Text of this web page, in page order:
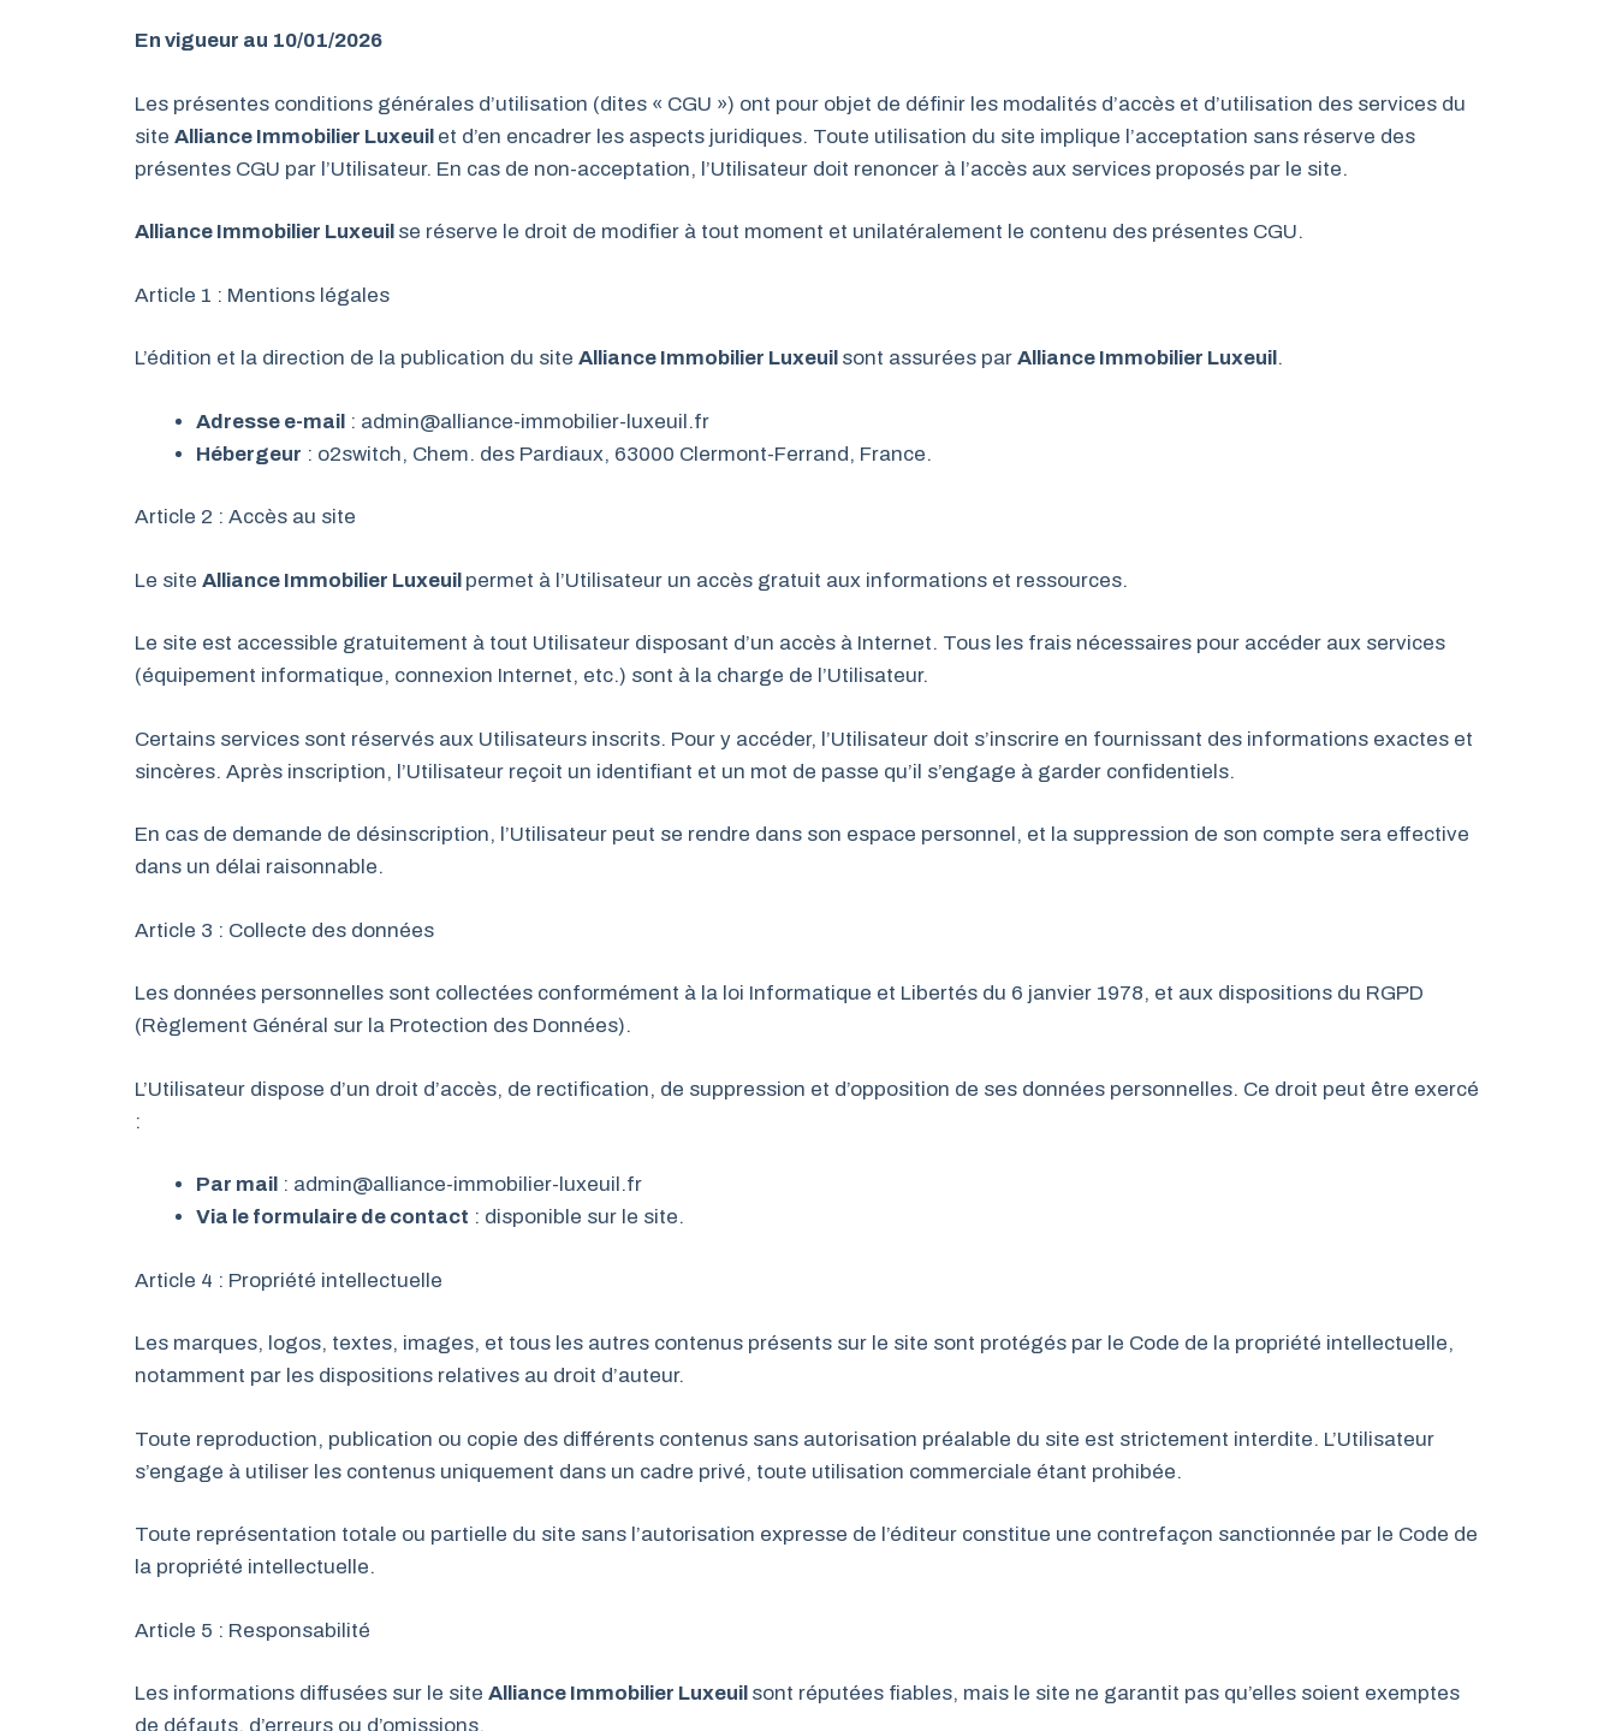
En vigueur au 10/01/2026
Les présentes conditions générales d’utilisation (dites « CGU ») ont pour objet de définir les modalités d’accès et d’utilisation des services du
site Alliance Immobilier Luxeuil et d’en encadrer les aspects juridiques. Toute utilisation du site implique l’acceptation sans réserve des
présentes CGU par l’Utilisateur. En cas de non-acceptation, l’Utilisateur doit renoncer à l’accès aux services proposés par le site.
Alliance Immobilier Luxeuil se réserve le droit de modifier à tout moment et unilatéralement le contenu des présentes CGU.
Article 1 : Mentions légales
L’édition et la direction de la publication du site Alliance Immobilier Luxeuil sont assurées par Alliance Immobilier Luxeuil.
Adresse e-mail : admin@alliance-immobilier-luxeuil.fr
Hébergeur : o2switch, Chem. des Pardiaux, 63000 Clermont-Ferrand, France.
Article 2 : Accès au site
Le site Alliance Immobilier Luxeuil permet à l’Utilisateur un accès gratuit aux informations et ressources.
Le site est accessible gratuitement à tout Utilisateur disposant d’un accès à Internet. Tous les frais nécessaires pour accéder aux services
(équipement informatique, connexion Internet, etc.) sont à la charge de l’Utilisateur.
Certains services sont réservés aux Utilisateurs inscrits. Pour y accéder, l’Utilisateur doit s’inscrire en fournissant des informations exactes et
sincères. Après inscription, l’Utilisateur reçoit un identifiant et un mot de passe qu’il s’engage à garder confidentiels.
En cas de demande de désinscription, l’Utilisateur peut se rendre dans son espace personnel, et la suppression de son compte sera effective
dans un délai raisonnable.
Article 3 : Collecte des données
Les données personnelles sont collectées conformément à la loi Informatique et Libertés du 6 janvier 1978, et aux dispositions du RGPD
(Règlement Général sur la Protection des Données).
L’Utilisateur dispose d’un droit d’accès, de rectification, de suppression et d’opposition de ses données personnelles. Ce droit peut être exercé
:
Par mail : admin@alliance-immobilier-luxeuil.fr
Via le formulaire de contact : disponible sur le site.
Article 4 : Propriété intellectuelle
Les marques, logos, textes, images, et tous les autres contenus présents sur le site sont protégés par le Code de la propriété intellectuelle,
notamment par les dispositions relatives au droit d’auteur.
Toute reproduction, publication ou copie des différents contenus sans autorisation préalable du site est strictement interdite. L’Utilisateur
s’engage à utiliser les contenus uniquement dans un cadre privé, toute utilisation commerciale étant prohibée.
Toute représentation totale ou partielle du site sans l’autorisation expresse de l’éditeur constitue une contrefaçon sanctionnée par le Code de
la propriété intellectuelle.
Article 5 : Responsabilité
Les informations diffusées sur le site Alliance Immobilier Luxeuil sont réputées fiables, mais le site ne garantit pas qu’elles soient exemptes
de défauts, d’erreurs ou d’omissions.